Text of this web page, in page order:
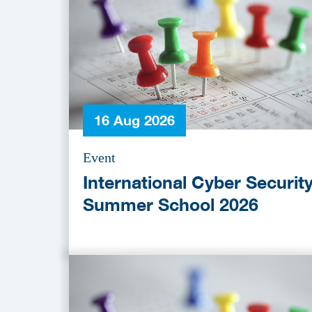
16 Aug 2026
Event
International Cyber
Summer School 2026